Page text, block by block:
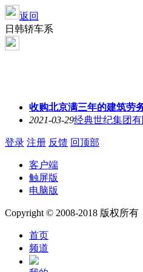
返回
日韩轿车系
收购北京满三年的建筑劳
2021-03-29经典世纪集团有
登录 注册 反馈 回顶部
客户端
触屏版
电脑版
Copyright © 2008-2018 版权所有
首页
频道